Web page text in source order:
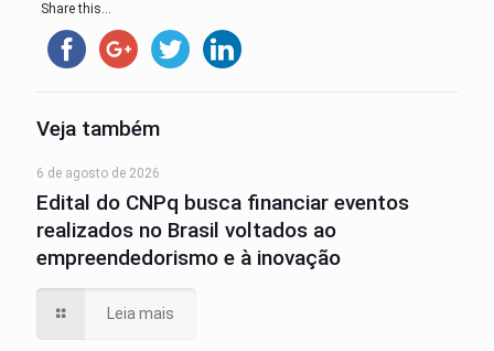
Share this...
Veja também
6 de agosto de 2026
Edital do CNPq busca financiar eventos
realizados no Brasil voltados ao
empreendedorismo e à inovação
Leia mais